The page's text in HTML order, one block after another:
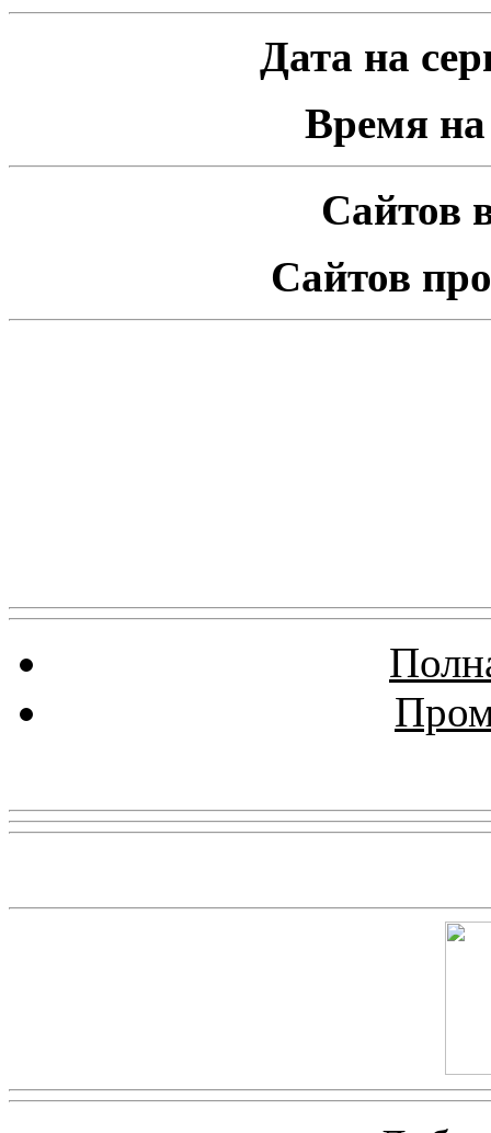
Дата на
Время на
Сайтов
Сайтов